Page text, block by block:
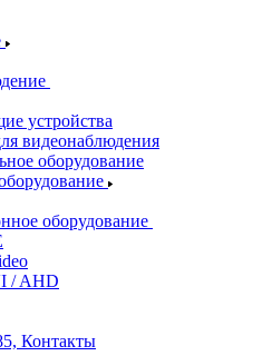
устройства
видеонаблюдения
оборудование
оборудование
/ AHD
Контакты